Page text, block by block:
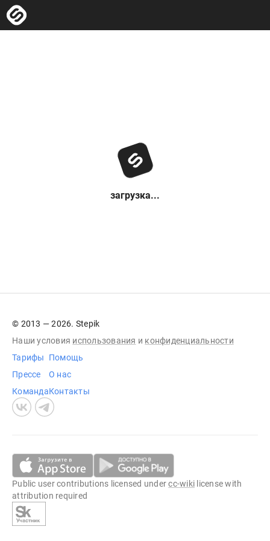
загрузка...
© 2013 — 2026. Stepik
Наши условия использования и конфиденциальности
Тарифы
Прессе
Команда
Помощь
О нас
Контакты
Public user contributions licensed undercc-wiki license with
attribution required